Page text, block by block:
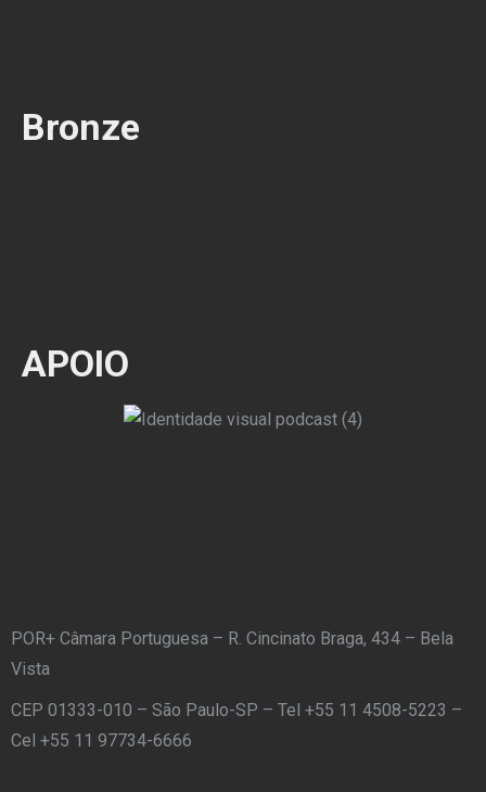
Bronze
APOIO
POR+ Câmara Portuguesa – R. Cincinato Braga, 434 – Bela
Vista
CEP 01333-010 – São Paulo-SP – Tel +55 11 4508-5223 –
Cel +55 11 97734-6666